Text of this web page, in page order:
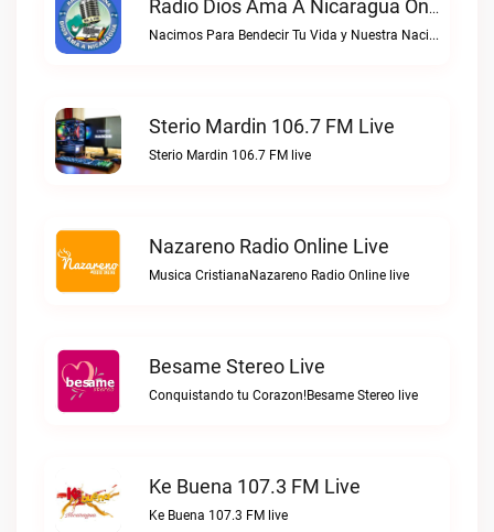
Radio Dios Ama A Nicaragua Online Live
Nacimos Para Bendecir Tu Vida y Nuestra Nacion NicaraguaRadio Dios Ama a Nicaragua Online live
Sterio Mardin 106.7 FM Live
Sterio Mardin 106.7 FM live
Nazareno Radio Online Live
Musica CristianaNazareno Radio Online live
Besame Stereo Live
Conquistando tu Corazon!Besame Stereo live
Ke Buena 107.3 FM Live
Ke Buena 107.3 FM live